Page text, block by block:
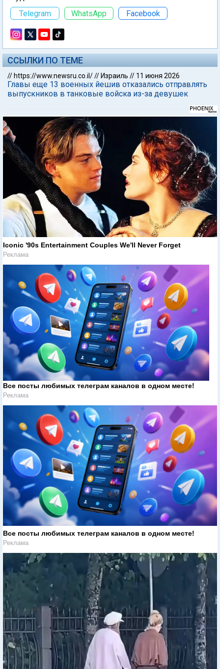
Telegram
WhatsApp Facebook
ССЫЛКИ ПО ТЕМЕ
// https://www.newsru.co.il/// Израиль // 11 июня 2026
Главы еще 13 военных йешив отказались отправлять
выпускников в танковые войска из-за девушек
Iconic '90s Entertainment Couples We'll Never Forget
Реклама
Все посты любимых телеграм каналов в одном месте!
Реклама
Все посты любимых телеграм каналов в одном месте!
Реклама